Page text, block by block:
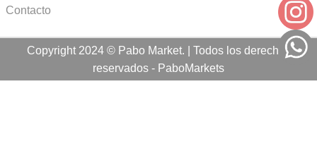
Contacto
Copyright 2024 © Pabo Market. | Todos los derechos
reservados - PaboMarkets